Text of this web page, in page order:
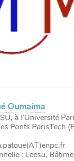
Oumaima
à l’Université
Ponts ParisTech
: Leesu,